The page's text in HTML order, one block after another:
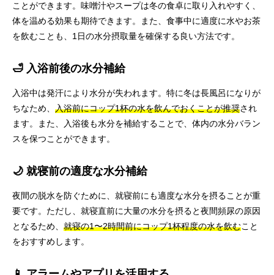
ことができます。味噌汁やスープは冬の食卓に取り入れやすく、
体を温める効果も期待できます。また、食事中に適度に水やお茶
を飲むことも、1日の水分摂取量を確保する良い方法です。
🛁 入浴前後の水分補給
入浴中は発汗により水分が失われます。特に冬は長風呂になりが
ちなため、 入浴前にコップ1杯の水を飲んでおくことが推奨され
ます。また、入浴後も水分を補給することで、体内の水分バラン
スを保つことができます。
🌙 就寝前の適度な水分補給
夜間の脱水を防ぐために、就寝前にも適度な水分を摂ることが重
要です。ただし、就寝直前に大量の水分を摂ると夜間頻尿の原因
となるため、 就寝の1〜2時間前にコップ1杯程度の水を飲むこと
をおすすめします。